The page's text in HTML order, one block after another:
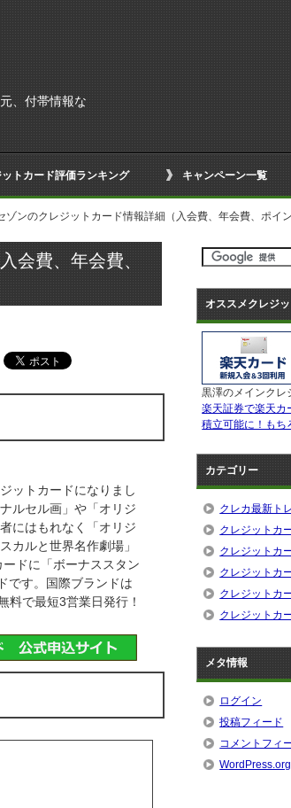
、付帯情報な
ットカード評価ランキング キャンペーン一覧
ゾンのクレジットカード情報詳細（入会費、年会費、ポイ
会費、年会費、
ットカードになりまし
ルセル画」や「オリジ
にはもれなく「オリジ
カルと世界名作劇場」
ドに「ボーナススタン
です。国際ブランドは
料で最短3営業日発行！
オススメクレジ
黒澤のメインクレ
楽天証券で楽天カ
積立可能に！もち
カテゴリー
クレカ最新ト
クレジットカ
クレジットカ
クレジットカ
クレジットカ
クレジットカ
メタ情報
ログイン
投稿フィード
コメントフィ
WordPress.org